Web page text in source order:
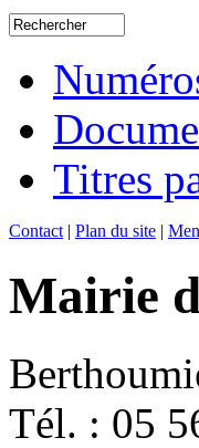
Titres
Contact | Plan du site |
Mairie
Tél. : 05